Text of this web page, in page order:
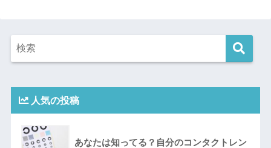
人気の投稿
あなたは知ってる？自分のコンタクトレン